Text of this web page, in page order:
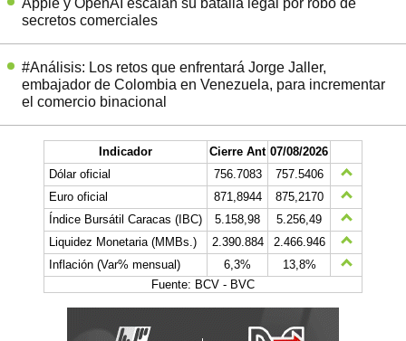
Apple y OpenAI escalan su batalla legal por robo de
secretos comerciales
#Análisis: Los retos que enfrentará Jorge Jaller,
embajador de Colombia en Venezuela, para incrementar
el comercio binacional
Indicador Cierre Ant 07/08/2026
Dólar oficial
756.7083
757.5406
Euro oficial
871,8944
875,2170
Índice Bursátil Caracas (IBC)
5.158,98
5.256,49
Liquidez Monetaria (MMBs.)
2.390.884
2.466.946
Inflación (Var% mensual)
6,3%
13,8%
Fuente: BCV - BVC